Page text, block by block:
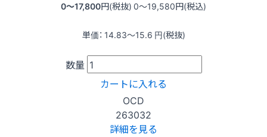
0〜17,800円(税抜) 0〜19,580円(税込)
単価： 14.83〜15.6 円(税抜)
数量
カートに入れる
OCD
263032
詳細を見る